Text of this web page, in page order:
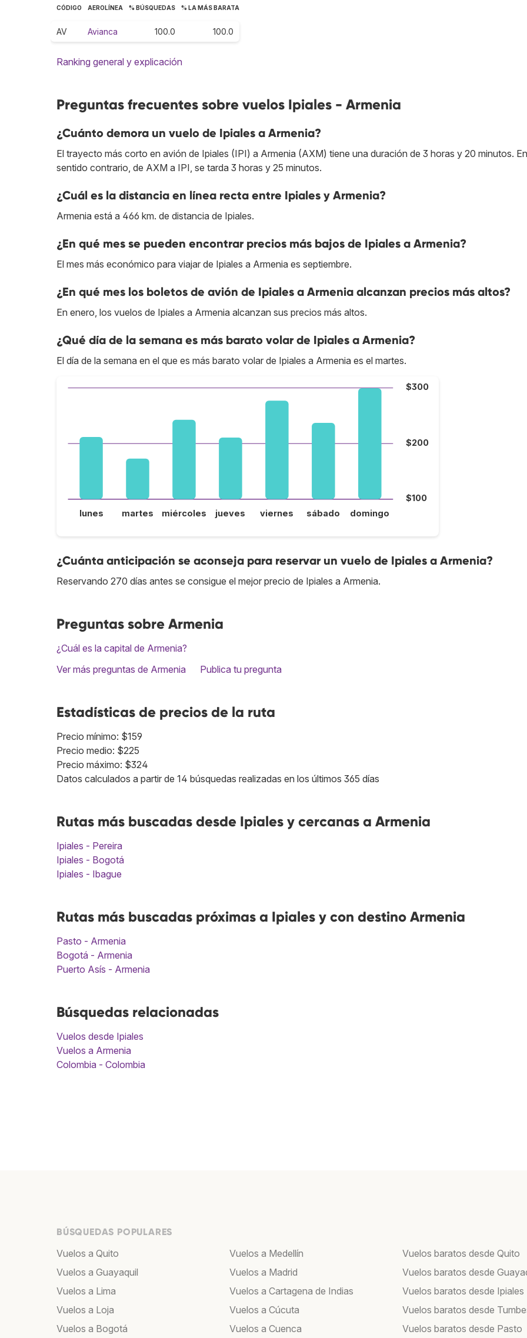
CÓDIGO AEROLÍNEA % BÚSQUEDAS % LA MÁS BARATA
AV Avianca 100.0 100.0
Ranking general y explicación
Preguntas frecuentes sobre vuelos Ipiales - Armenia
¿Cuánto demora un vuelo de Ipiales a Armenia?
El trayecto más corto en avión de Ipiales (IPI) a Armenia (AXM) tiene una duración de 3 horas y 20 minutos.
sentido contrario, de AXM a IPI, se tarda 3 horas y 25 minutos.
¿Cuál es la distancia en línea recta entre Ipiales y Armenia?
Armenia está a 466 km. de distancia de Ipiales.
¿En qué mes se pueden encontrar precios más bajos de Ipiales a Armenia?
El mes más económico para viajar de Ipiales a Armenia es septiembre.
¿En qué mes los boletos de avión de Ipiales a Armenia alcanzan precios más altos?
En enero, los vuelos de Ipiales a Armenia alcanzan sus precios más altos.
¿Qué día de la semana es más barato volar de Ipiales a Armenia?
El día de la semana en el que es más barato volar de Ipiales a Armenia es el martes.
$100
$200
$300
lunes martes miércoles jueves viernes sábado domingo
¿Cuánta anticipación se aconseja para reservar un vuelo de Ipiales a Armenia?
Reservando 270 días antes se consigue el mejor precio de Ipiales a Armenia.
Preguntas sobre Armenia
¿Cuál es la capital de Armenia?
Ver más preguntas de Armenia
Publica tu pregunta
Estadísticas de precios de la ruta
Precio mínimo: $159
Precio medio: $225
Precio máximo: $324
Datos calculados a partir de 14 búsquedas realizadas en los últimos 365 días
Rutas más buscadas desde Ipiales y cercanas a Armenia
Ipiales - Pereira
Ipiales - Bogotá
Ipiales - Ibague
Rutas más buscadas próximas a Ipiales y con destino Armenia
Pasto - Armenia
Bogotá - Armenia
Puerto Asís - Armenia
Búsquedas relacionadas
Vuelos desde Ipiales
Vuelos a Armenia
Colombia - Colombia
BÚSQUEDAS POPULARES
Vuelos a Quito
Vuelos a Guayaquil
Vuelos a Lima
Vuelos a Loja
Vuelos a Bogotá
Vuelos a Medellín
Vuelos a Madrid
Vuelos a Cartagena de Indias
Vuelos a Cúcuta
Vuelos a Cuenca
Vuelos baratos desde Quito
Vuelos baratos desde
Vuelos baratos desde Ipiales
Vuelos baratos desde
Vuelos baratos desde Pasto